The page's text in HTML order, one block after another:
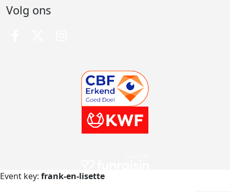
Volg ons
Event key: frank-en-lisette